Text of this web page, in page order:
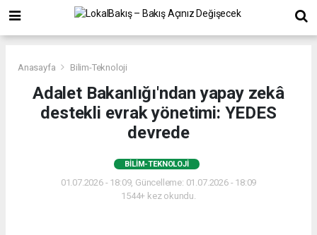
Anasayfa Bilim-Teknoloji
Adalet Bakanlığı'ndan yapay zekâ
destekli evrak yönetimi: YEDES
devrede
BILIM-TEKNOLOJI
01.07.2026 - 18:09, Güncelleme: 01.07.2026 - 18:09
1544+ kez okundu.